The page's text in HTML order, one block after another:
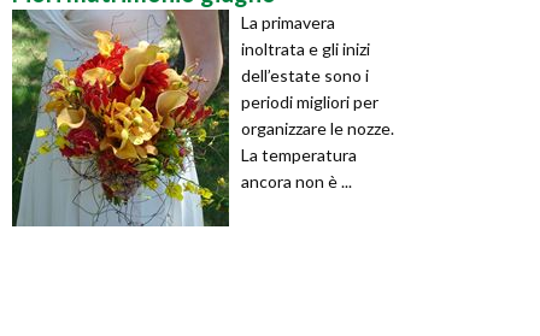
La primavera
inoltrata e gli inizi
dell’estate sono i
periodi migliori per
organizzare le nozze.
La temperatura
ancora non è ...